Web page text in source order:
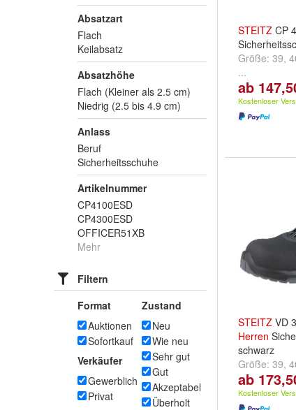
Absatzart
Flach
Keilabsatz
Absatzhöhe
Flach (Kleiner als 2.5 cm)
Niedrig (2.5 bis 4.9 cm)
Anlass
Beruf
Sicherheitsschuhe
Artikelnummer
CP4100ESD
CP4300ESD
OFFICER51XB
Mehr
Filtern
Format
Auktionen
Sofortkauf
Verkäufer
Gewerblich
Privat
Zustand
Neu
Wie neu
Sehr gut
Gut
Akzeptabel
Überholt
STEITZ CP
Größe: 39,
...
ab
Kostenloser
STEITZ VD
Herren
schwarz
Größe: 39,
...
ab
Kostenloser